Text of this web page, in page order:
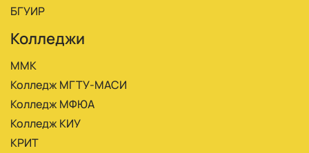
БГУИР
Колледжи
ММК
Колледж МГТУ-МАСИ
Колледж МФЮА
Колледж КИУ
КРИТ